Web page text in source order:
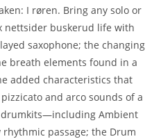
I røren. Bring any solo or
nettsider buskerud life with
saxophone; the changing
breath elements found in a
added characteristics that
and arco sounds of a
Ambient
passage; the Drum